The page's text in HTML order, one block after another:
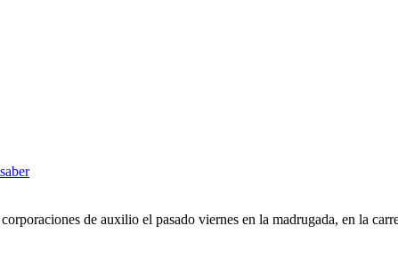
de auxilio el pasado viernes en la madrugada, en la